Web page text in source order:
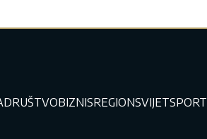
DRUŠTVOBIZNISREGIONSVIJETSPORT